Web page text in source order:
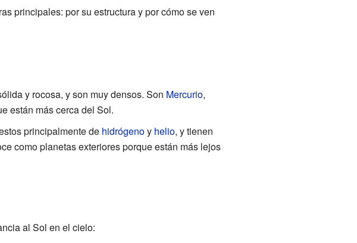
principales: por su estructura y por cómo se ven
y rocosa, y son muy densos. Son Mercurio,
están más cerca del Sol.
principalmente de hidrógenoy helio, y tienen
como planetas exteriores porque están más lejos
al Sol en el cielo: